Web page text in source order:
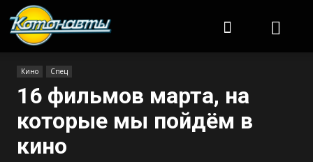
Кино Спец
16 фильмов марта, на
которые мы пойдём в
кино